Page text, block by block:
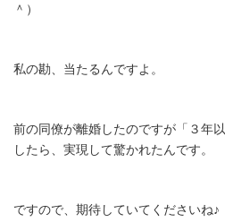
＾）
私の勘、当たるんですよ。
前の同僚が離婚したのですが「３年
したら、実現して驚かれたんです。
ですので、期待していてくださいね♪